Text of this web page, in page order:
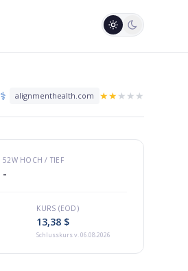
⚕️ alignmenthealth.com ★★★ ★ ★
52W HOCH / TIEF
-
KURS (EOD)
13,38 $
Schlusskursv. 06.08.2026